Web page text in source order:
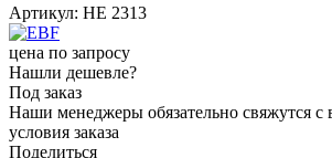
Артикул: HE 2313
цена по запросу
Нашли дешевле?
Под заказ
Наши менеджеры обязательно свяжутся с
условия заказа
Поделиться